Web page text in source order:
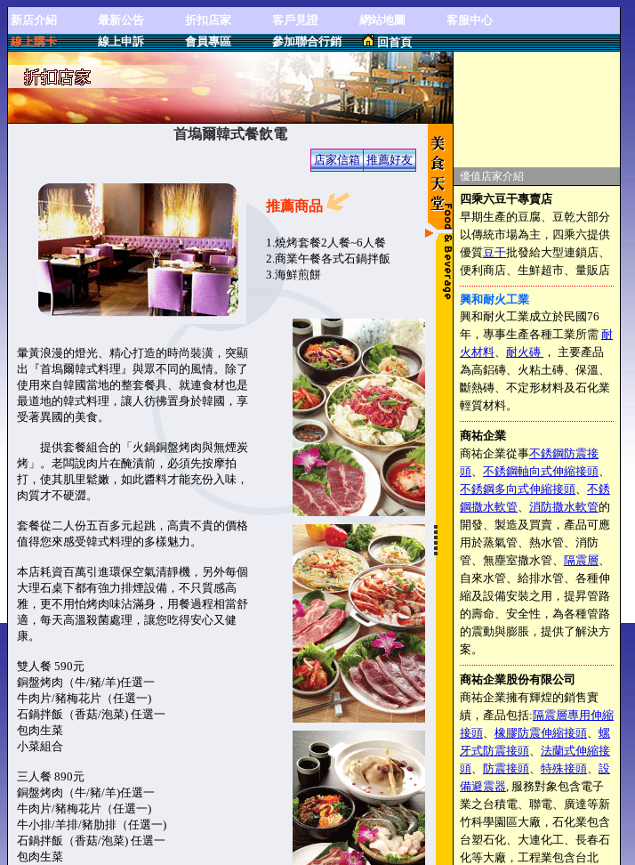
新店介紹 最新公告 折扣店家 客戶見證 網站地圖
客服中心
線上購卡
線上申訴 會員專區 參加聯合行銷 回首頁
首塢爾韓式餐飲電
店家信箱 推薦好友
暈黃浪漫的燈光、精心打造的時尚裝潢，突顯
出『首塢爾韓式料理』與眾不同的風情。除了
使用來自韓國當地的整套餐具、就連食材也是
最道地的韓式料理，讓人彷彿置身於韓國，享
受著異國的美食。
提供套餐組合的「火鍋銅盤烤肉與無煙炭
烤」。老闆說肉片在醃漬前，必須先按摩拍
打，使其肌里鬆嫩，如此醬料才能充份入味，
肉質才不硬澀。
套餐從二人份五百多元起跳，高貴不貴的價格
值得您來感受韓式料理的多樣魅力。
本店耗資百萬引進環保空氣清靜機，另外每個
大理石桌下都有強力排煙設備，不只質感高
雅，更不用怕烤肉味沾滿身，用餐過程相當舒
適，每天高溫殺菌處理，讓您吃得安心又健
康。
雙人餐 590元
銅盤烤肉（牛/豬/羊)任選一
牛肉片/豬梅花片（任選一)
石鍋拌飯（香菇/泡菜) 任選一
包肉生菜
小菜組合
三人餐 890元
銅盤烤肉（牛/豬/羊)任選一
牛肉片/豬梅花片（任選一)
牛小排/羊排/豬肋排（任選一)
石鍋拌飯（香菇/泡菜) 任選一
包肉生菜
推薦商品
1.燒烤套餐2人餐~6人餐
2.商業午餐各式石鍋拌飯
3.海鮮煎餅
優值店家介紹
四乘六豆干專賣店
早期生產的豆腐、豆乾大部分
以傳統市場為主，四乘六提供
優質豆干批發給大型連鎖店、
便利商店、生鮮超市、量販店
興和耐火工業
興和耐火工業成立於民國76
年，專事生產各種工業所需 耐
火材料、 耐火磚 ， 主要產品
為高鋁磚、火粘土磚、保溫、
斷熱磚、不定形材料及石化業
輕質材料。
商祐企業
商祐企業從事不銹鋼防震接
頭、 不銹鋼軸向式伸縮接頭、
不銹鋼多向式伸縮接頭、 不銹
鋼撒水軟管、 消防撒水軟管的
開發、製造及買賣，產品可應
用於蒸氣管、熱水管、消防
管、無塵室撒水管、 隔震層、
自來水管、給排水管、各種伸
縮及設備安裝之用，提昇管路
的壽命、安全性，為各種管路
的震動與膨脹，提供了解決方
案。
商祐企業股份有限公司
商祐企業擁有輝煌的銷售實
績，產品包括:隔震層專用伸縮
接頭、 橡膠防震伸縮接頭、 螺
牙式防震接頭、 法蘭式伸縮接
頭、 防震接頭、 特殊接頭、 設
備避震器, 服務對象包含電子
業之台積電、聯電、廣達等新
竹科學園區大廠，石化業包含
台塑石化、大連化工、長春石
化等大廠，工程業包含台北